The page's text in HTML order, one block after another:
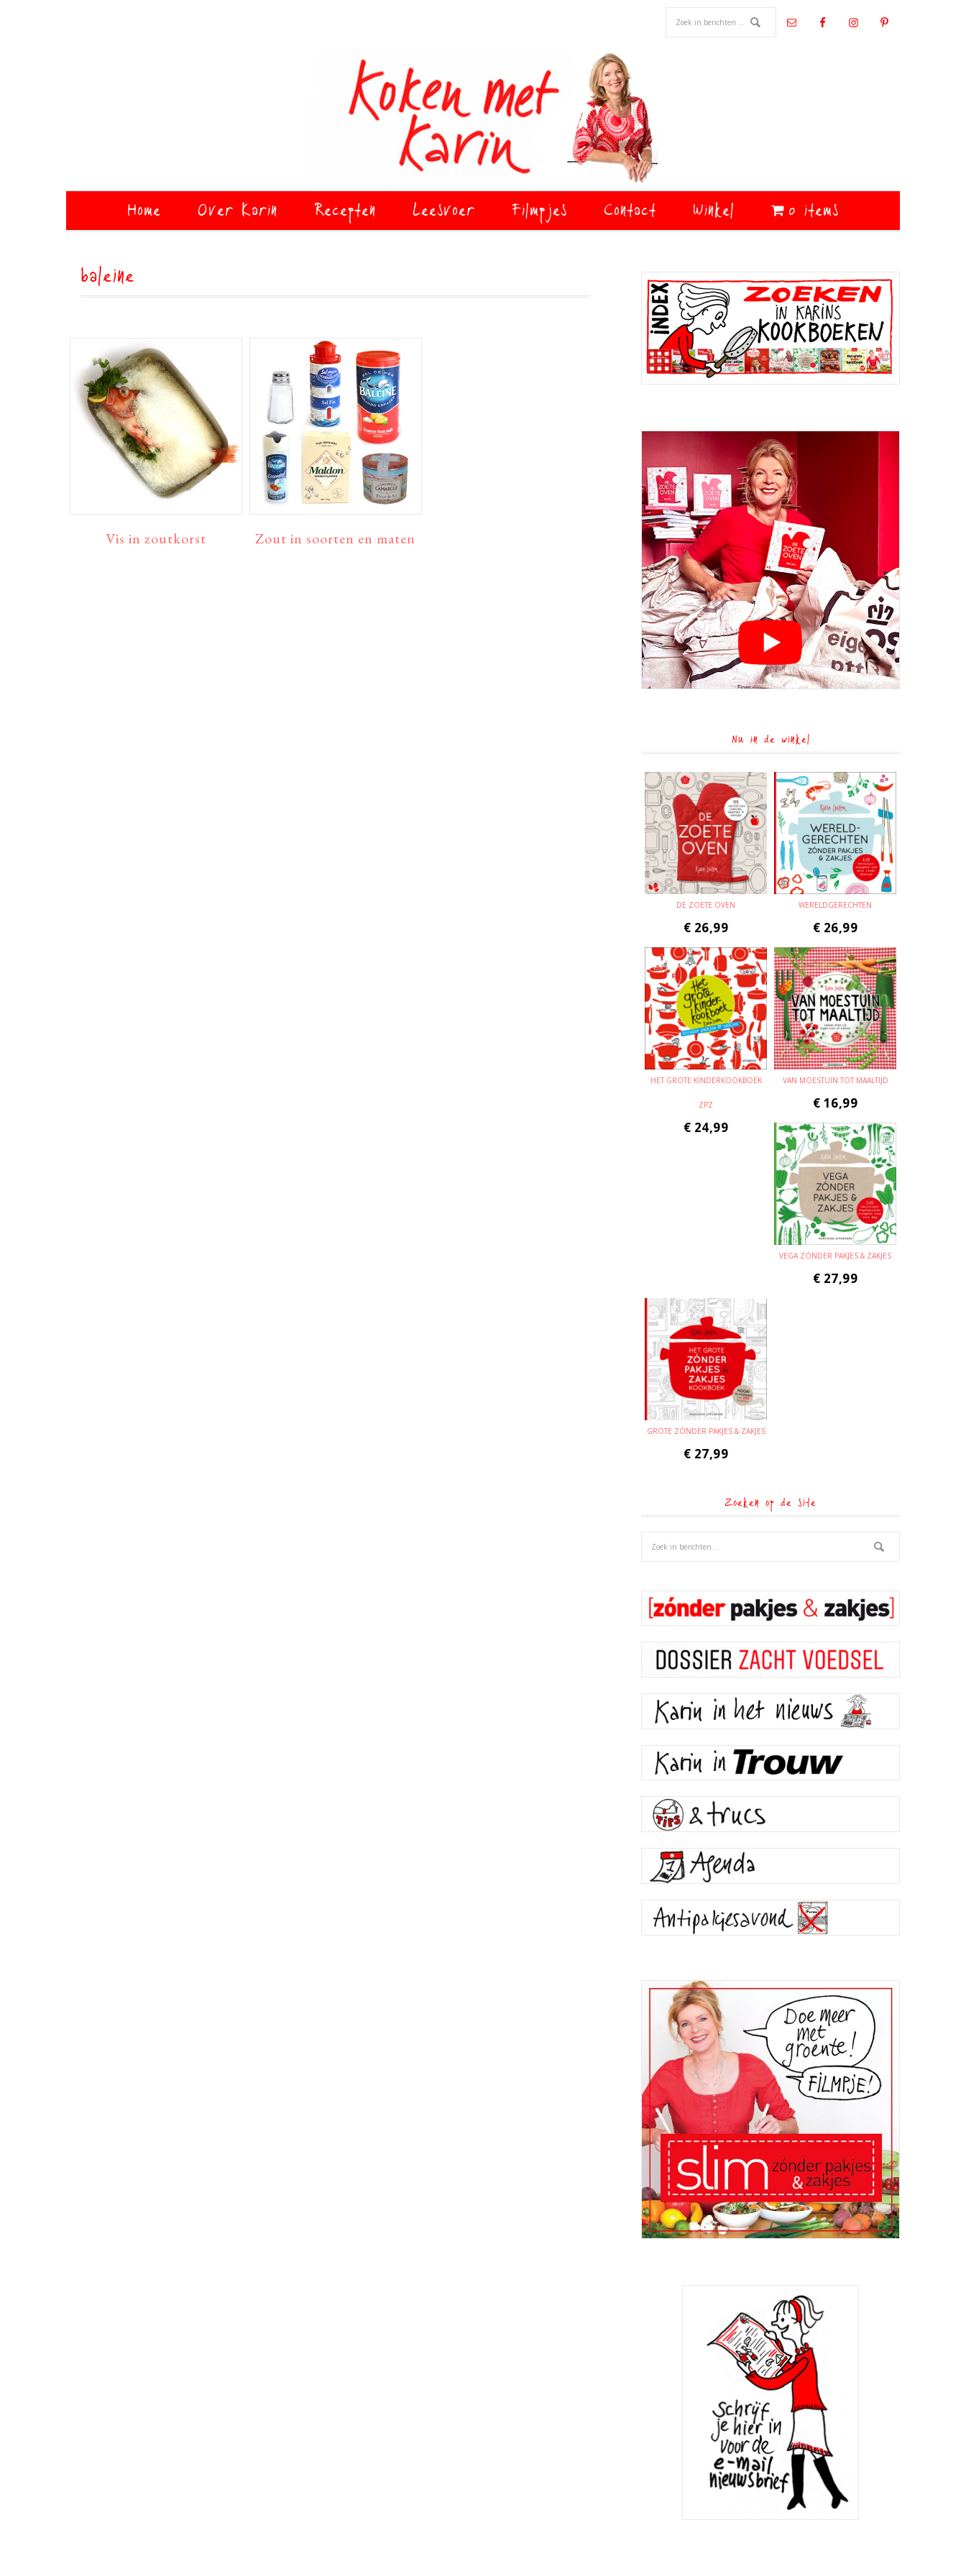
Home Over Karin Recepten Leesvoer Filmpjes Contact Winkel 0 items
baleine
Vis in zoutkorst Zout in soorten en maten
Primaire
Sidebar
Nu in de winkel
DE ZOETE OVEN
€ 26,99
WERELDGERECHTEN
€ 26,99
HET GROTE KINDERKOOKBOEK
ZPZ
€ 24,99
VAN MOESTUIN TOT MAALTIJD
€ 16,99
VEGA ZÓNDER PAKJES & ZAKJES
€ 27,99
GROTE ZÓNDER PAKJES & ZAKJES
€ 27,99
Zoeken op de site